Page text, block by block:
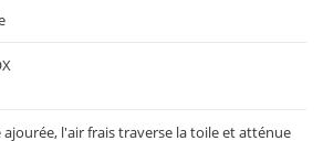
ajourée, l'air frais traverse la toile et atténue